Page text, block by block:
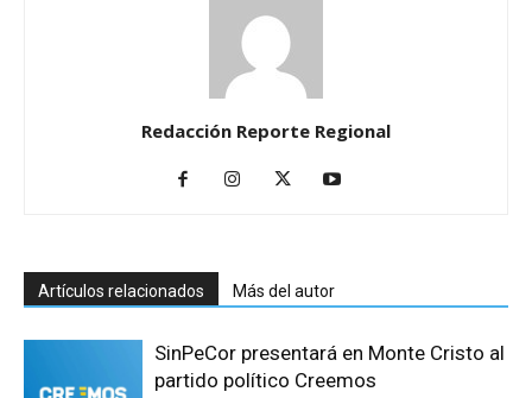
Redacción Reporte Regional
Artículos relacionados Más del autor
SinPeCor presentará en Monte Cristo al
partido político Creemos